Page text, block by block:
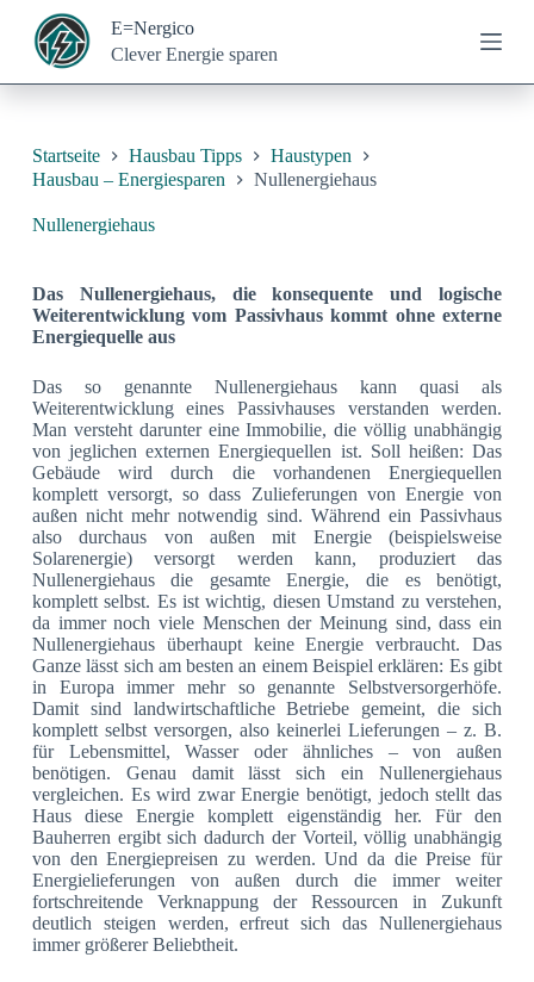
I
p
n
E=Nergico
Clever Energie sparen
Startseite Hausbau Tipps
Haustypen
Hausbau – Energiesparen
Nullenergiehaus
Nullenergiehaus
Das Nullenergiehaus, die konsequente und logische
Weiterentwicklung vom Passivhaus kommt ohne externe
Energiequelle aus
Das so genannte Nullenergiehaus kann quasi als
Weiterentwicklung eines Passivhauses verstanden werden.
Man versteht darunter eine Immobilie, die völlig unabhängig
von jeglichen externen Energiequellen ist. Soll heißen: Das
Gebäude wird durch die vorhandenen Energiequellen
komplett versorgt, so dass Zulieferungen von Energie von
außen nicht mehr notwendig sind. Während ein Passivhaus
also durchaus von außen mit Energie (beispielsweise
Solarenergie) versorgt werden kann, produziert das
Nullenergiehaus die gesamte Energie, die es benötigt,
komplett selbst. Es ist wichtig, diesen Umstand zu verstehen,
da immer noch viele Menschen der Meinung sind, dass ein
Nullenergiehaus überhaupt keine Energie verbraucht. Das
Ganze lässt sich am besten an einem Beispiel erklären: Es gibt
in Europa immer mehr so genannte Selbstversorgerhöfe.
Damit sind landwirtschaftliche Betriebe gemeint, die sich
komplett selbst versorgen, also keinerlei Lieferungen – z. B.
für Lebensmittel, Wasser oder ähnliches – von außen
benötigen. Genau damit lässt sich ein Nullenergiehaus
vergleichen. Es wird zwar Energie benötigt, jedoch stellt das
Haus diese Energie komplett eigenständig her. Für den
Bauherren ergibt sich dadurch der Vorteil, völlig unabhängig
von den Energiepreisen zu werden. Und da die Preise für
Energielieferungen von außen durch die immer weiter
fortschreitende Verknappung der Ressourcen in Zukunft
deutlich steigen werden, erfreut sich das Nullenergiehaus
immer größerer Beliebtheit.